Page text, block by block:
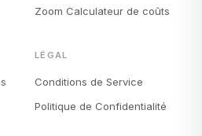
Zoom Calculateur de coûts
LÉGAL
Conditions de Service
Politique de Confidentialité